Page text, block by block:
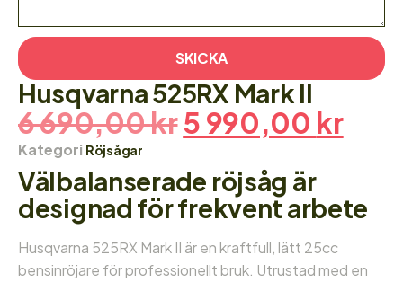
SKICKA
Husqvarna 525RX Mark II
6 690,00kr5 990,00 kr
Kategori Röjsågar
Välbalanserade röjsåg är
designad för frekvent arbete
Husqvarna 525RX Mark II är en kraftfull, lätt 25cc
bensinröjare för professionellt bruk. Utrustad med en